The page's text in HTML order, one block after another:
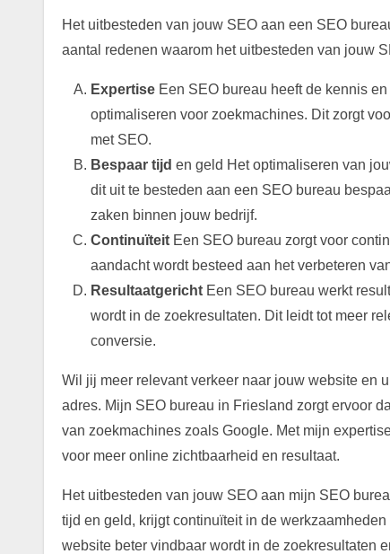
Het uitbesteden van jouw SEO aan een SEO
aantal redenen waarom het uitbesteden van jouw
Expertise Een SEO bureau heeft de kennis
optimaliseren voor zoekmachines. Dit zorgt
met SEO.
Bespaar tijd en geld Het optimaliseren van
dit uit te besteden aan een SEO bureau
zaken binnen jouw bedrijf.
Continuïteit Een SEO bureau zorgt voor
aandacht wordt besteed aan het verbeteren
Resultaatgericht Een SEO bureau werkt
wordt in de zoekresultaten. Dit leidt tot meer
conversie.
Wil jij meer relevant verkeer naar jouw website en
adres. Mijn SEO bureau in Friesland zorgt ervoor
van zoekmachines zoals Google. Met mijn
voor meer online zichtbaarheid en resultaat.
Het uitbesteden van jouw SEO aan mijn SEO
tijd en geld, krijgt continuïteit in de
website beter vindbaar wordt in de zoekresultaten